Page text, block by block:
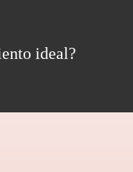
ideal?